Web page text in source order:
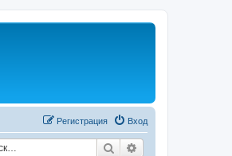
Вход
Регистрация
Поиск